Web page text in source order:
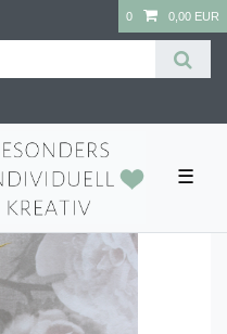
0 0,00 EUR
☰